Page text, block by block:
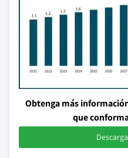
Obtenga más
que